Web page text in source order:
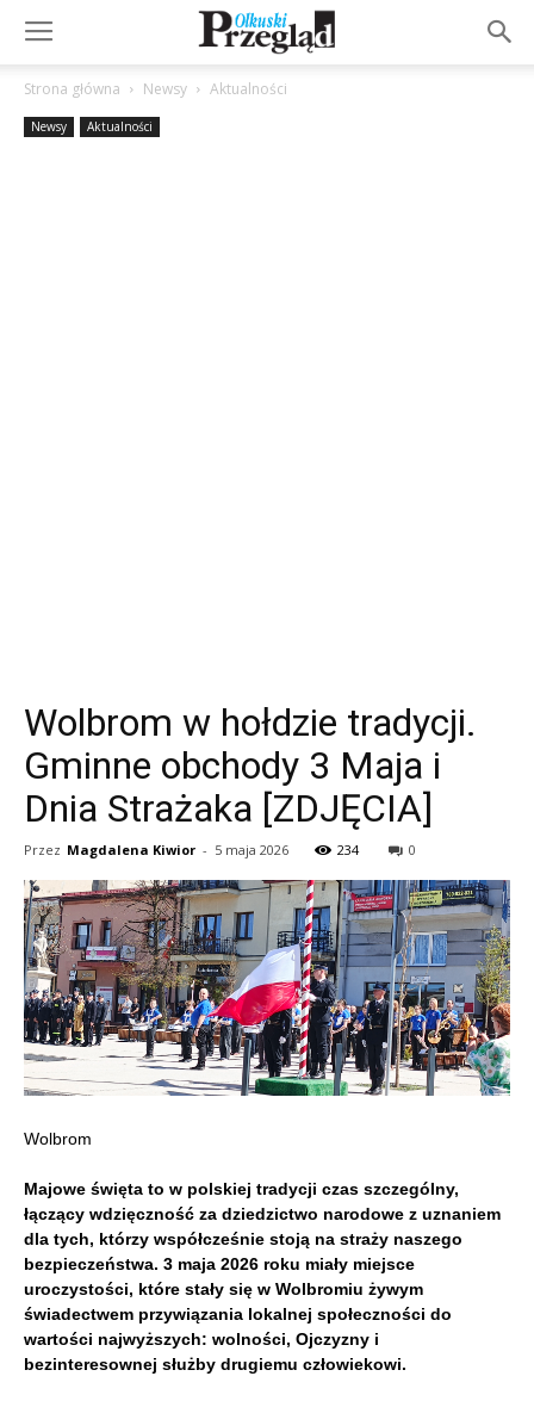
Strona główna Newsy Aktualności
Newsy Aktualności
Wolbrom w hołdzie tradycji.
Gminne obchody 3 Maja i
Dnia Strażaka [ZDJĘCIA]
Przez Magdalena Kiwior - 5 maja 2026 234 0
Wolbrom
Majowe święta to w polskiej tradycji czas szczególny,
łączący wdzięczność za dziedzictwo narodowe z uznaniem
dla tych, którzy współcześnie stoją na straży naszego
bezpieczeństwa. 3 maja 2026 roku miały miejsce
uroczystości, które stały się w Wolbromiu żywym
świadectwem przywiązania lokalnej społeczności do
wartości najwyższych: wolności, Ojczyzny i
bezinteresownej służby drugiemu człowiekowi.